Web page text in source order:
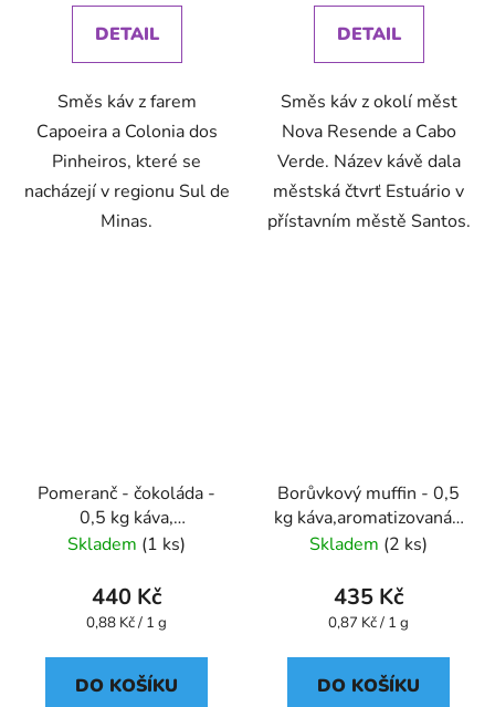
DETAIL
Směs káv z farem
Capoeira a Colonia dos
Pinheiros, které se
nacházejí v regionu Sul de
Minas.
DETAIL
Směs káv z okolí měst
Nova Resende a Cabo
Verde. Název kávě dala
městská čtvrť Estuário v
přístavním městě Santos.
Pomeranč - čokoláda -
0,5 kg káva,
aromatizovaná - Oxalis
Skladem (1 ks)
440 Kč
Měrná
0,88 Kč / 1 g
DO KOŠÍKU
Borůvkový muffin - 0,5
kg káva,aromatizovaná -
Oxalis
Skladem (2 ks)
435 Kč
Měrná
0,87 Kč / 1 g
DO KOŠÍKU